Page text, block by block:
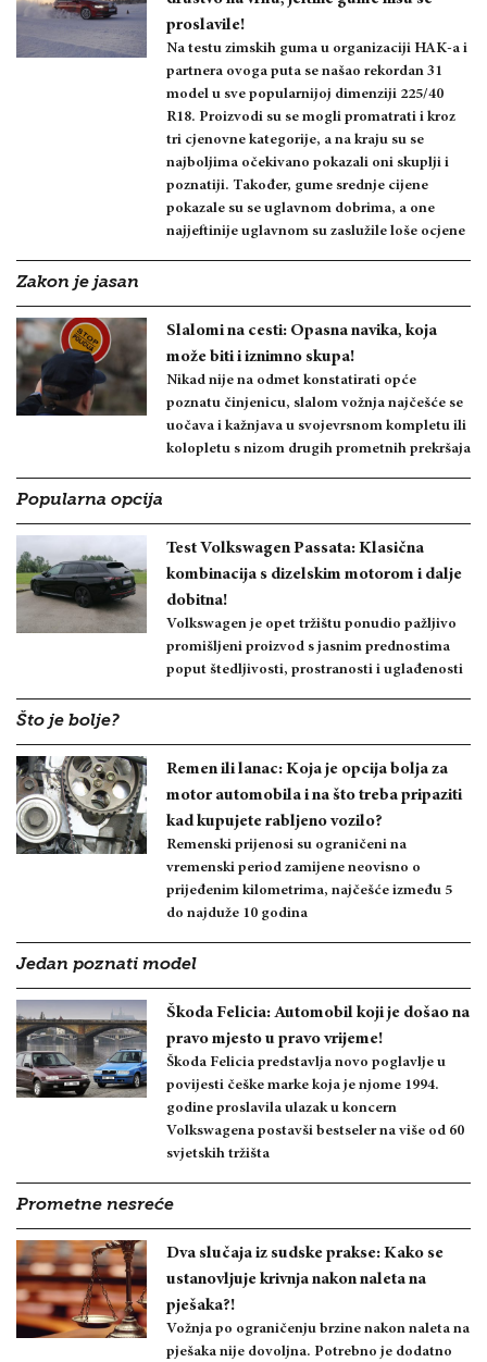
proslavile!
Na testu zimskih guma u organizaciji HAK-a i
partnera ovoga puta se našao rekordan 31
model u sve popularnijoj dimenziji 225/40
R18. Proizvodi su se mogli promatrati i kroz
tri cjenovne kategorije, a na kraju su se
najboljima očekivano pokazali oni skuplji i
poznatiji. Također, gume srednje cijene
pokazale su se uglavnom dobrima, a one
najjeftinije uglavnom su zaslužile loše ocjene
Zakon je jasan
Slalomi na cesti: Opasna navika, koja
može biti i iznimno skupa!
Nikad nije na odmet konstatirati opće
poznatu činjenicu, slalom vožnja najčešće se
uočava i kažnjava u svojevrsnom kompletu ili
kolopletu s nizom drugih prometnih prekršaja
Popularna opcija
Test Volkswagen Passata: Klasična
kombinacija s dizelskim motorom i dalje
dobitna!
Volkswagen je opet tržištu ponudio pažljivo
promišljeni proizvod s jasnim prednostima
poput štedljivosti, prostranosti i uglađenosti
Što je bolje?
Remen ili lanac: Koja je opcija bolja za
motor automobila i na što treba pripaziti
kad kupujete rabljeno vozilo?
Remenski prijenosi su ograničeni na
vremenski period zamijene neovisno o
prijeđenim kilometrima, najčešće između 5
do najduže 10 godina
Jedan poznati model
Škoda Felicia: Automobil koji je došao na
pravo mjesto u pravo vrijeme!
Škoda Felicia predstavlja novo poglavlje u
povijesti češke marke koja je njome 1994.
godine proslavila ulazak u koncern
Volkswagena postavši bestseler na više od 60
svjetskih tržišta
Prometne nesreće
Dva slučaja iz sudske prakse: Kako se
ustanovljuje krivnja nakon naleta na
pješaka?!
Vožnja po ograničenju brzine nakon naleta na
pješaka nije dovoljna. Potrebno je dodatno